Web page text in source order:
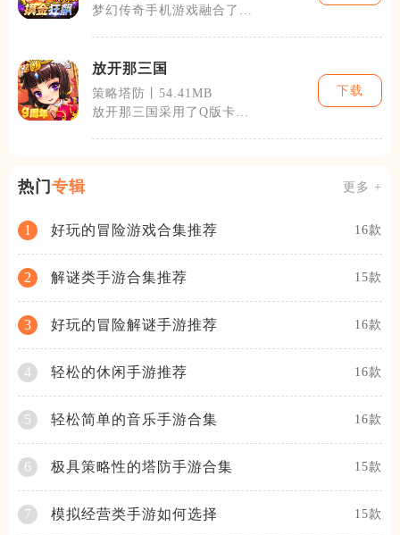
梦幻传奇手机游戏融合了经
放开那三国
策略塔防丨54.41MB
放开那三国采用了Q版卡通
下载
热门 专辑 更多 +
1 好玩的冒险游戏合集推荐 16款
2 解谜类手游合集推荐 15款
3 好玩的冒险解谜手游推荐 16款
4 轻松的休闲手游推荐 16款
5 轻松简单的音乐手游合集 16款
6 极具策略性的塔防手游合集 15款
7 模拟经营类手游如何选择 15款